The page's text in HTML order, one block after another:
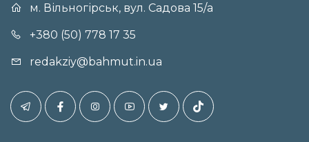
м. Вільногірськ, вул. Садова 15/а
+380 (50) 778 17 35
redakziy@bahmut.in.ua